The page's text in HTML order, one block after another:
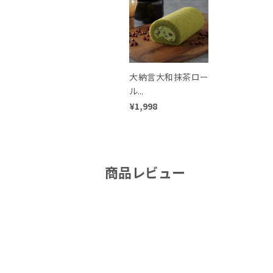
大納言大和抹茶ロー
ル...
¥1,998
商品レビュー